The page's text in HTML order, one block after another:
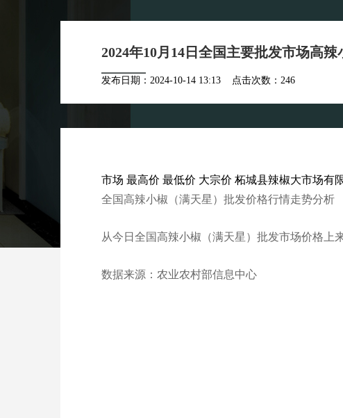
2024年10月14日全国主要批发市场高
发布日期：2024-10-14 13:13 点击次数：246
市场 最高价 最低价 大宗价 柘城县辣椒大市场有
全国高辣小椒（满天星）批发价格行情走势分析
从今日全国高辣小椒（满天星）批发市场价格上
数据来源：农业农村部信息中心